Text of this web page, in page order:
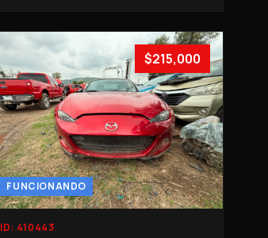
$215,000
FUNCIONANDO
ID: 410443